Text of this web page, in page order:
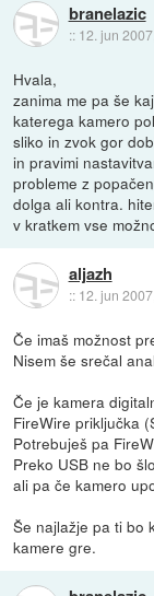
branelazic
:: 12. jun
Hvala,
zanima me pa še
katerega kamero
sliko in zvok gor
in pravimi
probleme z
dolga ali kontra.
v kratkem vse
aljazh
:: 12. jun
Če imaš možnost
Nisem še srečal
Če je kamera
FireWire priključka
Potrebuješ pa
Preko USB ne bo
ali pa če kamero
Še najlažje pa ti bo
kamere gre.